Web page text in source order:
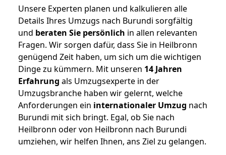
Unsere Experten planen und kalkulieren alle
Details Ihres Umzugs nach Burundi sorgfältig
und beraten Sie persönlich in allen relevanten
Fragen. Wir sorgen dafür, dass Sie in Heilbronn
genügend Zeit haben, um sich um die wichtigen
Dinge zu kümmern. Mit unseren 14 Jahren
Erfahrung als Umzugsexperte in der
Umzugsbranche haben wir gelernt, welche
Anforderungen ein internationaler Umzug nach
Burundi mit sich bringt. Egal, ob Sie nach
Heilbronn oder von Heilbronn nach Burundi
umziehen, wir helfen Ihnen, ans Ziel zu gelangen.